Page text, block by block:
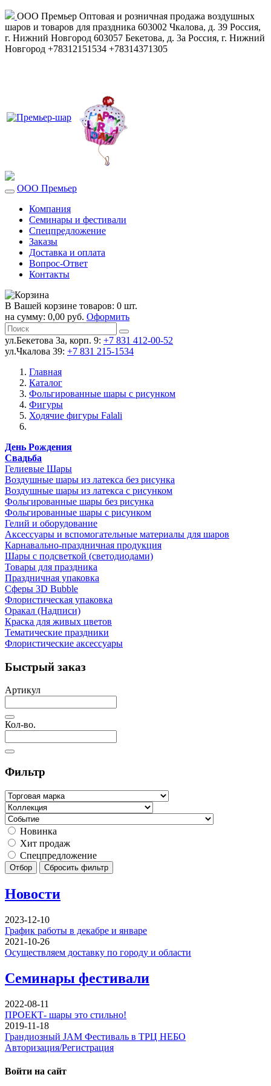
ООО Премьер Оптовая и розничная продажа воздушных
шаров и товаров для праздника 603002 Чкалова, д. 39 Россия,
г. Нижний Новгород 603057 Бекетова, д. 3а Россия, г. Нижний
Новгород +78312151534 +78314371305
ООО Премьер
Компания
Семинары и фестивали
Спецпредложение
Заказы
Доставка и оплата
Вопрос-Ответ
Контакты
В Вашей корзине товаров: 0 шт.
на сумму: 0,00 руб. Оформить
ул.Бекетова 3а, корп. 9: +7 831 412-00-52
ул.Чкалова 39: +7 831 215-1534
Главная
Каталог
Фольгированные шары с рисунком
Фигуры
Ходячие фигуры Falali
День Рождения
Свадьба
Гелиевые Шары
Воздушные шары из латекса без рисунка
Воздушные шары из латекса с рисунком
Фольгированные шары без рисунка
Фольгированные шары с рисунком
Гелий и оборудование
Аксессуары и вспомогательные материалы для шаров
Карнавально-праздничная продукция
Шары с подсветкой (светодиодами)
Товары для праздника
Праздничная упаковка
Сферы 3D Bubble
Флористическая упаковка
Оракал (Надписи)
Краска для живых цветов
Тематические праздники
Флористические аксессуары
Быстрый заказ
Артикул
Кол-во.
Фильтр
Новинка
Хит продаж
Спецпредложение
Отбор Сбросить фильтр
Новости
2023-12-10
График работы в декабре и январе
2021-10-26
Осуществляем доставку по городу и области
Семинары фестивали
2022-08-11
ПРОЕКТ- шары это стильно!
2019-11-18
Грандиозный JAM Фестиваль в ТРЦ НЕБО
Авторизация/Регистрация
Войти на сайт